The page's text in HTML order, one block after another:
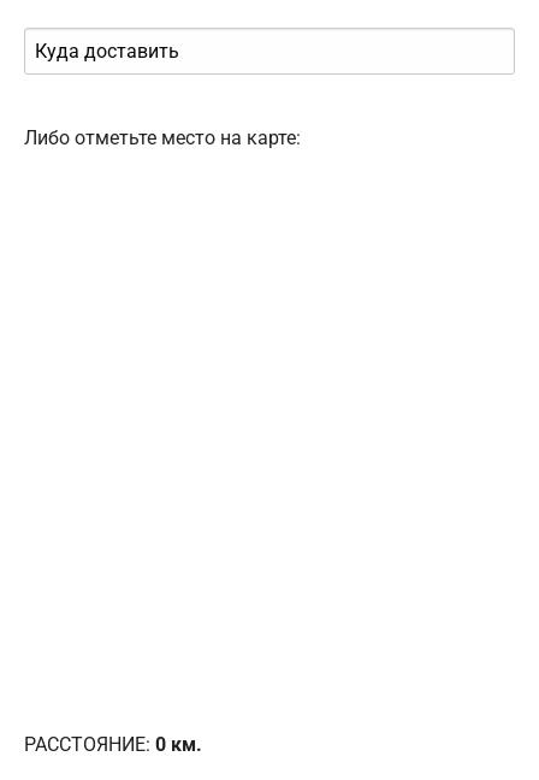
Либо отметьте место на карте:
РАССТОЯНИЕ: 0 км.